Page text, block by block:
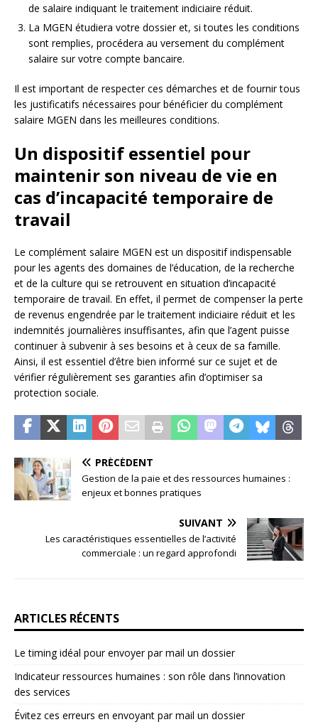
de salaire indiquant le traitement indiciaire réduit.
La MGEN étudiera votre dossier et, si toutes les conditions
sont remplies, procédera au versement du complément
salaire sur votre compte bancaire.
Il est important de respecter ces démarches et de fournir tous
les justificatifs nécessaires pour bénéficier du complément
salaire MGEN dans les meilleures conditions.
Un dispositif essentiel pour
maintenir son niveau de vie en
cas d’incapacité temporaire de
travail
Le complément salaire MGEN est un dispositif indispensable
pour les agents des domaines de l’éducation, de la recherche
et de la culture qui se retrouvent en situation d’incapacité
temporaire de travail. En effet, il permet de compenser la perte
de revenus engendrée par le traitement indiciaire réduit et les
indemnités journalières insuffisantes, afin que l’agent puisse
continuer à subvenir à ses besoins et à ceux de sa famille.
Ainsi, il est essentiel d’être bien informé sur ce sujet et de
vérifier régulièrement ses garanties afin d’optimiser sa
protection sociale.
PRÉCÉDENT
Gestion de la paie et des ressources humaines :
enjeux et bonnes pratiques
SUIVANT
Les caractéristiques essentielles de l’activité
commerciale : un regard approfondi
ARTICLES RÉCENTS
Le timing idéal pour envoyer par mail un dossier
Indicateur ressources humaines : son rôle dans l’innovation
des services
Évitez ces erreurs en envoyant par mail un dossier